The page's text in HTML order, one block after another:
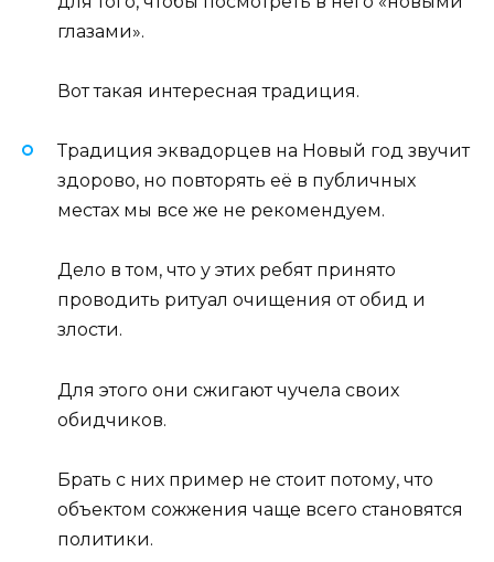
глазами».
Вот такая интересная традиция.
Традиция эквадорцев на Новый год звучит
здорово, но повторять её в публичных
местах мы все же не рекомендуем.
Дело в том, что у этих ребят принято
проводить ритуал очищения от обид и
злости.
Для этого они сжигают чучела своих
обидчиков.
Брать с них пример не стоит потому, что
объектом сожжения чаще всего становятся
политики.